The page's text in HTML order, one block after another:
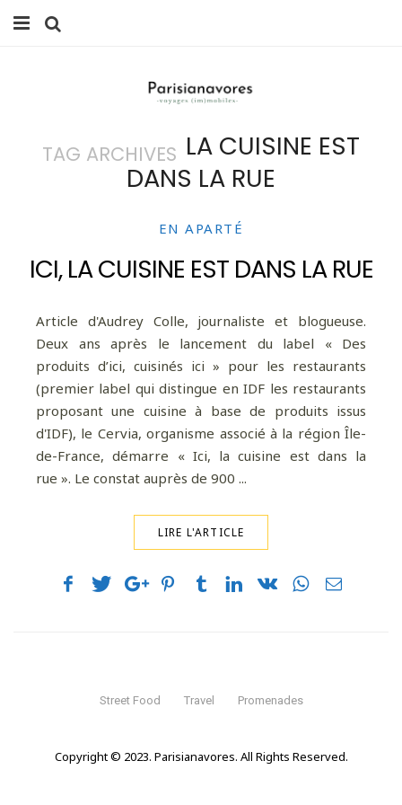
FAMILLE
VOYAGES
BALADES À PARIS
LIFESTYLE
CULTURE
0 ITEMS -0,00€
TAG ARCHIVES LA CUISINE EST
DANS LA RUE
EN APARTÉ
ICI, LA CUISINE EST DANS LA RUE
Article d'Audrey Colle, journaliste et blogueuse.
Deux ans après le lancement du label « Des
produits d’ici, cuisinés ici » pour les restaurants
(premier label qui distingue en IDF les restaurants
proposant une cuisine à base de produits issus
d'IDF), le Cervia, organisme associé à la région Île-
de-France, démarre « Ici, la cuisine est dans la
rue ». Le constat auprès de 900 ...
LIRE L'ARTICLE
Street Food Travel Promenades
Copyright © 2023. Parisianavores. All Rights Reserved.